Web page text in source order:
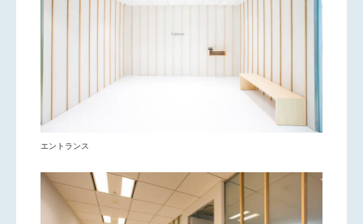
エントランス